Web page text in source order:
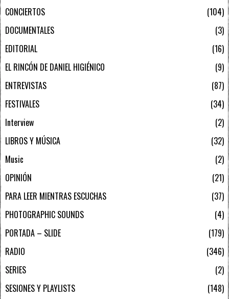
CONCIERTOS
104
DOCUMENTALES
3
EDITORIAL
16
EL RINCÓN DE DANIEL HIGIÉNICO
9
ENTREVISTAS
87
FESTIVALES
34
Interview
2
LIBROS Y MÚSICA
32
Music
2
OPINIÓN
21
PARA LEER MIENTRAS ESCUCHAS
37
PHOTOGRAPHIC SOUNDS
4
PORTADA – SLIDE
179
RADIO
346
SERIES
2
SESIONES Y PLAYLISTS
148